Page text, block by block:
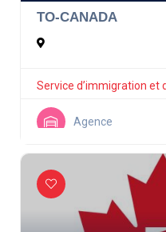
TO-CANADA
Service d’immigration et
Agence